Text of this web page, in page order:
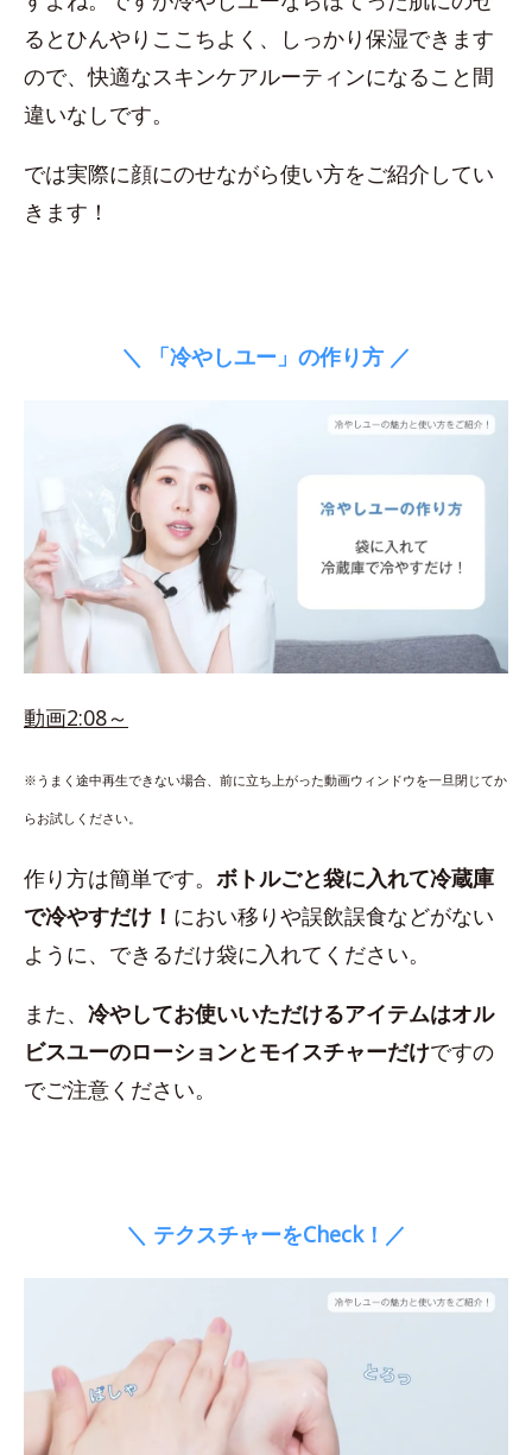
るとひんやりここちよく、しっかり保湿できます
ので、快適なスキンケアルーティンになること間
違いなしです。
では実際に顔にのせながら使い方をご紹介してい
きます！
＼ 「冷やしユー」の作り方 ／
動画2:08～
※うまく途中再生できない場合、前に立ち上がった動画ウィンドウを一旦閉じてか
らお試しください。
作り方は簡単です。 ボトルごと袋に入れて冷蔵庫
で冷やすだけ！ におい移りや誤飲誤食などがない
ように、できるだけ袋に入れてください。
また、 冷やしてお使いいただけるアイテムはオル
ビスユーのローションとモイスチャーだけですの
でご注意ください。
＼ テクスチャーをCheck！／